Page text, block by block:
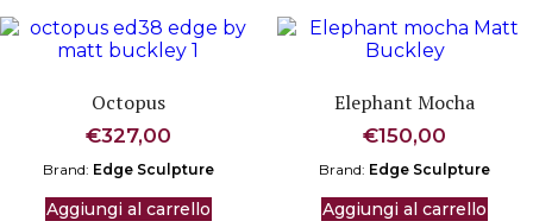
Octopus
€327,00
Brand: Edge Sculpture
Aggiungi al carrello
Elephant Mocha
€150,00
Brand: Edge Sculpture
Aggiungi al carrello